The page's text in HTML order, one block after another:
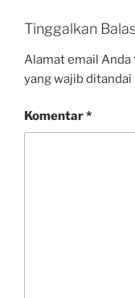
Tinggalkan
Alamat email Anda
yang wajib ditandai
Komentar*